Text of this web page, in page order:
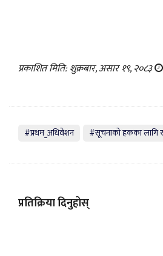
प्रकाशित मिति: शुक्रबार, असार १९, २०८३
#प्रथम_अधिवेशन #सूचनाको हकका लागि
प्रतिक्रिया दिनुहोस्